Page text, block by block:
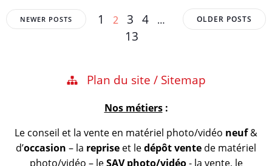
Posts
navigation
NEWER POSTS
Posts
navigation
Page
1 Page
2 Page
3 Page
4 …
Page
13
Posts
navigation
OLDER POSTS
Plan du site / Sitemap
Nos métiers:
Le conseil et la vente en matériel photo/vidéo neuf&
d’occasion – la reprise et ledépôt vente de matériel
photo/vidéo – leSAV photo/vidéo- la vente, le